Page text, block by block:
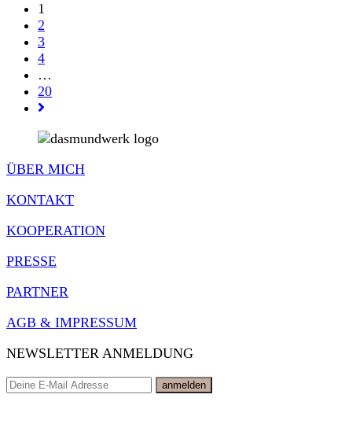
1
2
3
4
…
20
Gehe
nächsten
ÜBER MICH
KONTAKT
KOOPERATION
PRESSE
PARTNER
AGB & IMPRESSUM
NEWSLETTER ANMELDUNG